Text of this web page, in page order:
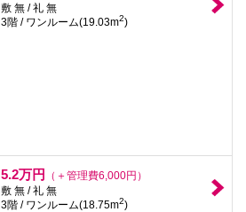
敷 無 / 礼 無
3階 / ワンルーム(19.03m2)
5.2万円
（＋管理費6,000円）
敷 無 / 礼 無
3階 / ワンルーム(18.75m2)